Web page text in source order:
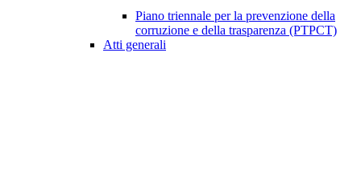
Piano triennale per la prevenzione della
corruzione e della trasparenza (PTPCT)
Atti generali